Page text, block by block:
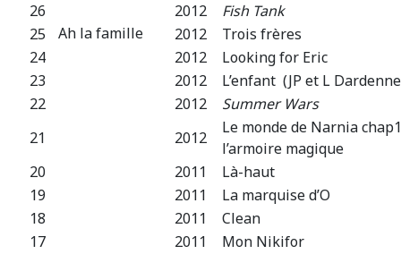
Ah la famille
26
2012
Fish Tank
25
2012
Trois frères
24
2012
Looking for Eric
23
2012
L’enfant (JP et L
22
2012
Summer Wars
21
2012
Le monde de Narnia
l’armoire magique
20
2011
Là-haut
19
2011
La marquise d’O
18
2011
Clean
17
2011
Mon Nikifor